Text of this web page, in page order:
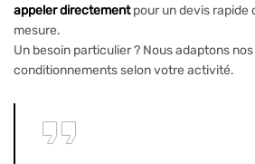
appeler directementpour un devis rapide
mesure.
Un besoin particulier ? Nous adaptons
conditionnements selon votre activité.